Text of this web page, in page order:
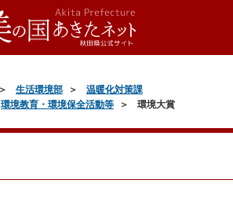
生活環境部
温暖化対策課
環境教育・環境保全活動等 環境大賞